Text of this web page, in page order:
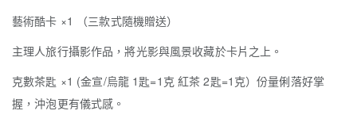
藝術酷卡 ×1 （三款式隨機贈送）
主理人旅行攝影作品，將光影與風景收藏於卡片之上。
克數茶匙 ×1 (金宣/烏龍 1匙=1克 紅茶 2匙=1克）份量俐落好掌
握，沖泡更有儀式感。